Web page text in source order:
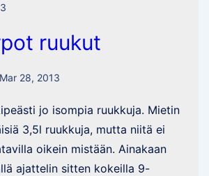
ruukut
Mar 28, 2013
jo isompia ruukkuja. Mietin
3,5l ruukkuja, mutta niitä ei
oikein mistään. Ainakaan
ajattelin sitten kokeilla 9-